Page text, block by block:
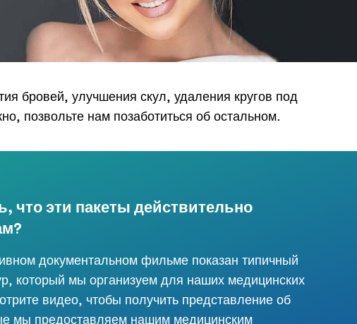
бровей, улучшения скул, удаления кругов под
позвольте нам позаботиться об остальном.
что эти пакеты действительно
документальном фильме показан типичный
который мы организуем для наших медицинских
видео, чтобы получить представление об
мы предоставляем нашим медицинским